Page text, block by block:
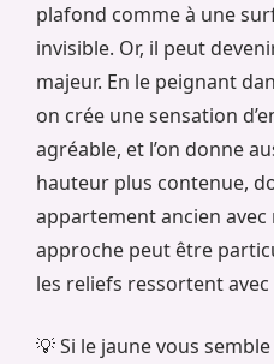
plafond comme à une
invisible. Or, il peut
majeur. En le peignant
on crée une sensation
agréable, et l’on donne
hauteur plus contenue,
appartement ancien
approche peut être
les reliefs ressortent
💡 Si le jaune vous